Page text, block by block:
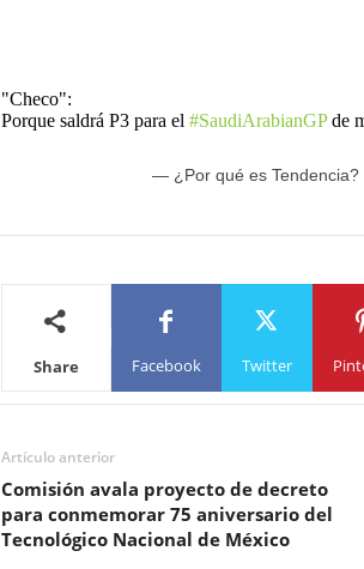
"Checo":
Porque saldrá P3 para el #SaudiArabianGPde
— ¿Por qué es Tendencia?
Share Facebook Twitter
Artículo anterior
Comisión avala proyecto de decreto
para conmemorar 75 aniversario del
Tecnológico Nacional de México